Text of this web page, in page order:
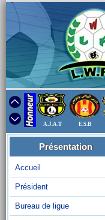
A.J.A.T E.S.B
Présentation
Accueil
Président
Bureau de ligue